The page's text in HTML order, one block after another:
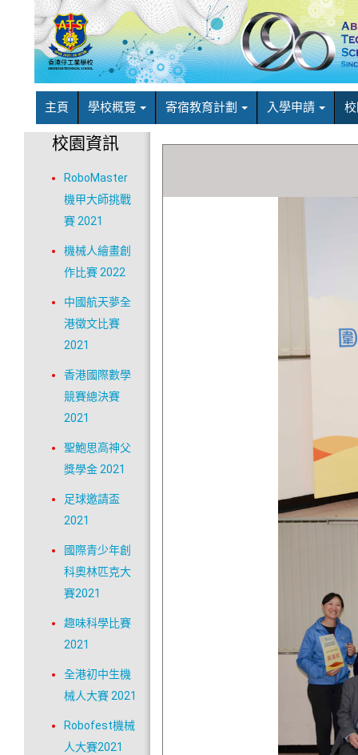
主頁 學校概覽 寄宿教育計劃 入學申請
校園資訊
RoboMaster
機甲大師挑戰
賽 2021
機械人繪畫創
作比賽 2022
中國航天夢全
港徵文比賽
2021
香港國際數學
競賽總決賽
2021
聖鮑思高神父
獎學金 2021
足球邀請盃
2021
國際青少年創
科奧林匹克大
賽2021
趣味科學比賽
2021
全港初中生機
械人大賽 2021
Robofest機械
人大賽2021